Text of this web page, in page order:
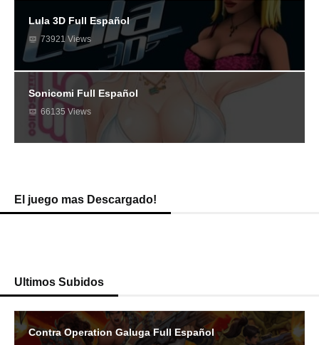
Lula 3D Full Español
73921 Views
Sonicomi Full Español
66135 Views
El juego mas Descargado!
Ultimos Subidos
Contra Operation Galuga Full Español